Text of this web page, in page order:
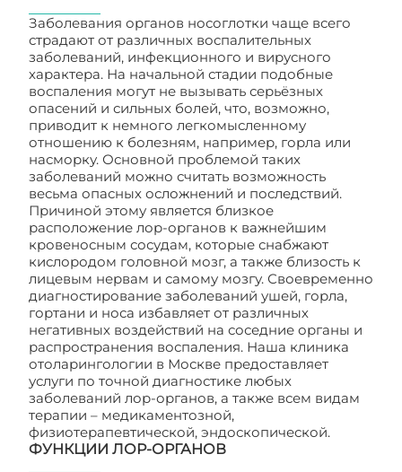
Заболевания органов носоглотки чаще всего
страдают от различных воспалительных
заболеваний, инфекционного и вирусного
характера. На начальной стадии подобные
воспаления могут не вызывать серьёзных
опасений и сильных болей, что, возможно,
приводит к немного легкомысленному
отношению к болезням, например, горла или
насморку. Основной проблемой таких
заболеваний можно считать возможность
весьма опасных осложнений и последствий.
Причиной этому является близкое
расположение лор-органов к важнейшим
кровеносным сосудам, которые снабжают
кислородом головной мозг, а также близость к
лицевым нервам и самому мозгу. Своевременно
диагностирование заболеваний ушей, горла,
гортани и носа избавляет от различных
негативных воздействий на соседние органы и
распространения воспаления. Наша клиника
отоларингологии в Москве предоставляет
услуги по точной диагностике любых
заболеваний лор-органов, а также всем видам
терапии – медикаментозной,
физиотерапевтической, эндоскопической.
ФУНКЦИИ ЛОР-ОРГАНОВ